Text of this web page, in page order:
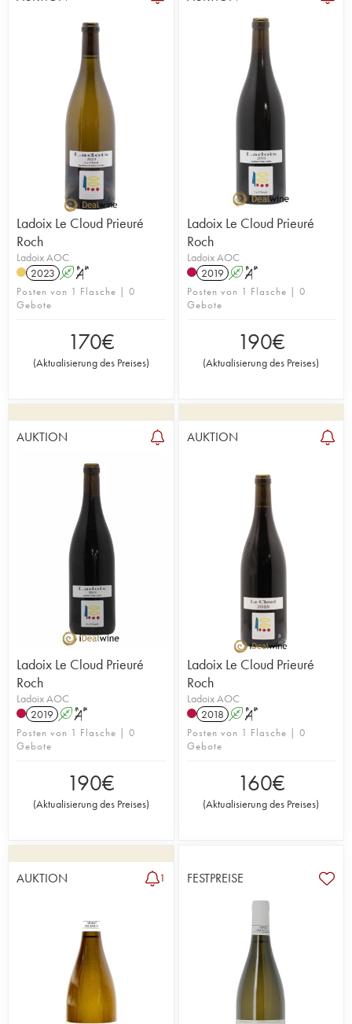
Ladoix Le Cloud Prieuré
Roch
Ladoix AOC
2023 A S
Posten von 1 Flasche | 0
Gebote
170€
(Aktualisierung des Preises)
Ladoix Le Cloud Prieuré
Roch
Ladoix AOC
2019 A S
Posten von 1 Flasche | 0
Gebote
190€
(Aktualisierung des Preises)
AUKTION
Ladoix Le Cloud Prieuré
Roch
Ladoix AOC
2019 A S
Posten von 1 Flasche | 0
Gebote
190€
(Aktualisierung des Preises)
AUKTION
Ladoix Le Cloud Prieuré
Roch
Ladoix AOC
2018 A S
Posten von 1 Flasche | 0
Gebote
160€
(Aktualisierung des Preises)
AUKTION 1 FESTPREISE